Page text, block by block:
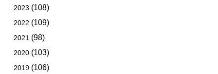
2023 (108)
2022 (109)
2021 (98)
2020 (103)
2019 (106)